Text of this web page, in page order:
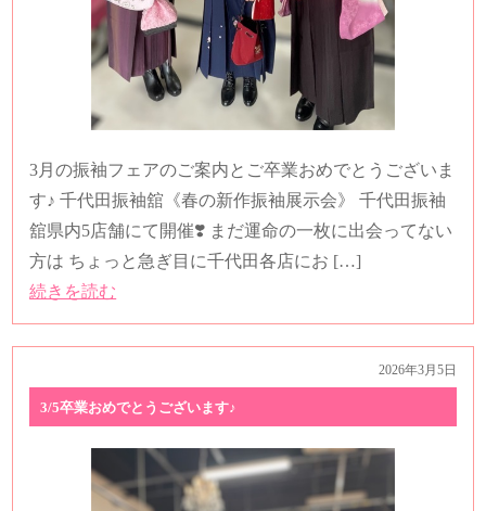
3月の振袖フェアのご案内とご卒業おめでとうございま
す♪ 千代田振袖舘《春の新作振袖展示会》 千代田振袖
舘県内5店舗にて開催❣️ まだ運命の一枚に出会ってない
方は ちょっと急ぎ目に千代田各店にお […]
続きを読む
2026年3月5日
3/5卒業おめでとうございます♪